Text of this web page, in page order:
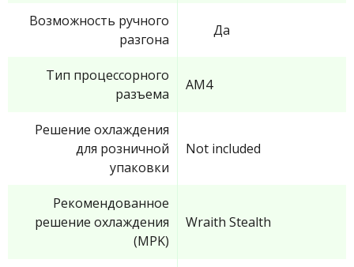
Возможность ручного
разгона
Да
Тип процессорного
разъема
AM4
Решение охлаждения
для розничной
упаковки
Not included
Рекомендованное
решение охлаждения
(MPK)
Wraith Stealth